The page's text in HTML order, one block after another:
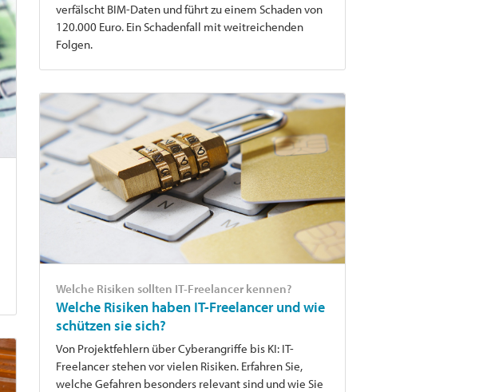
verfälscht BIM-Daten und führt zu einem Schaden von
120.000 Euro. Ein Schadenfall mit weitreichenden
Folgen.
Welche Risiken sollten IT-Freelancer kennen?
Welche Risiken haben IT-Freelancer und wie
schützen sie sich?
Von Projektfehlern über Cyberangriffe bis KI: IT-
Freelancer stehen vor vielen Risiken. Erfahren Sie,
welche Gefahren besonders relevant sind und wie Sie